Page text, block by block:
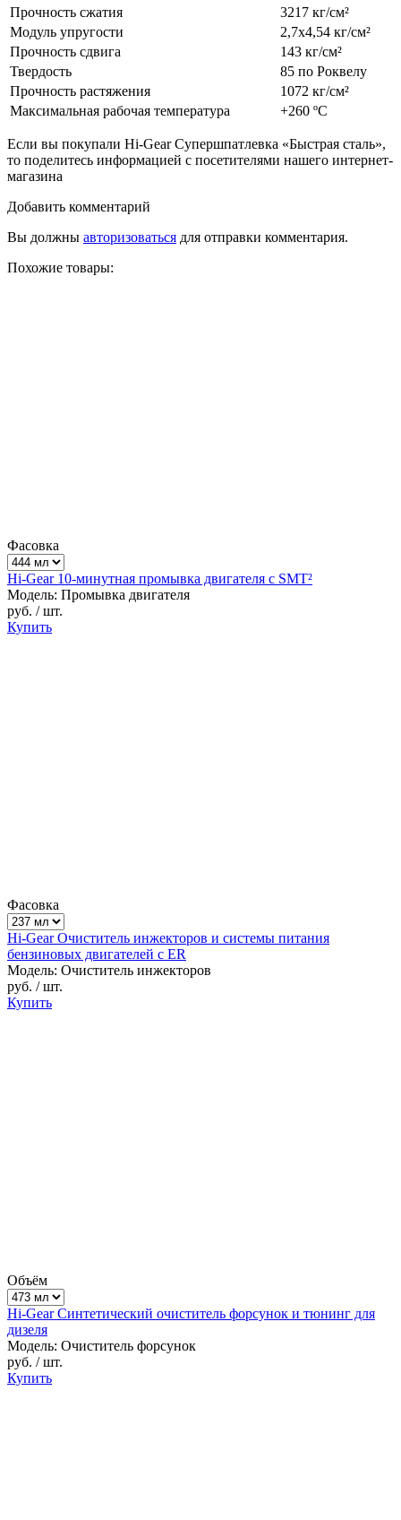
Прочность сжатия
3217 кг/см²
Модуль упругости
2,7х4,54 кг/см²
Прочность сдвига
143 кг/см²
Твердость
85 по Роквелу
Прочность растяжения
1072 кг/см²
Максимальная рабочая температура
+260 ºC
Если вы покупали Hi-Gear Супершпатлевка «Быстрая сталь»,
то поделитесь информацией с посетителями нашего интернет-
магазина
Добавить комментарий
Вы должны авторизоваться для отправки комментария.
Похожие товары:
Фасовка
Hi-Gear 10-минутная промывка двигателя c SMT²
Модель: Промывка двигателя
руб. / шт.
Купить
Фасовка
Hi-Gear Очиститель инжекторов и системы питания
бензиновых двигателей с ER
Модель: Очиститель инжекторов
руб. / шт.
Купить
Объём
Hi-Gear Синтетический очиститель форсунок и тюнинг для
дизеля
Модель: Очиститель форсунок
руб. / шт.
Купить